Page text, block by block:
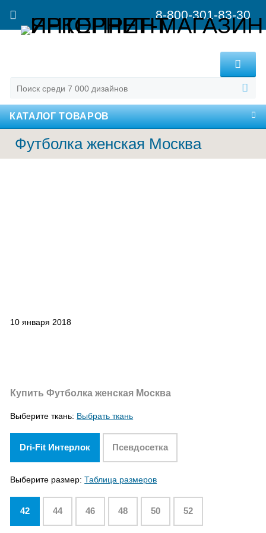
8-800-301-83-30
КАТАЛОГ ТОВАРОВ
Футболка женская Москва
10 января 2018
Купить Футболка женская Москва
Выберите ткань: Выбрать ткань
Dri-Fit Интерлок Псевдосетка
Выберите размер:Таблица размеров
42 44 46 48 50 52